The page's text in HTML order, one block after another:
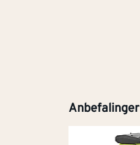
Anbefalinger